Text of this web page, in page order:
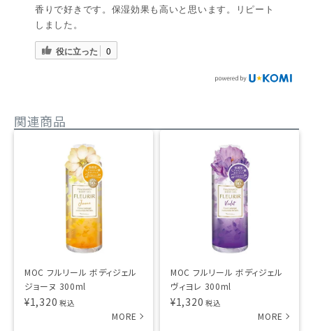
香りで好きです。保湿効果も高いと思います。リピート
しました。
役に立った 0
関連商品
MOC フルリール ボディジェル
ジョーヌ 300ml
¥1,320 税込
MOC フルリール ボディジェル
ヴィヨレ 300ml
¥1,320 税込